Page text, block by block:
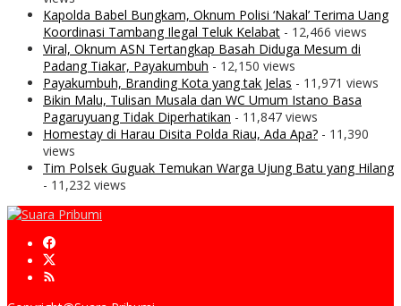
Kapolda Babel Bungkam, Oknum Polisi ‘Nakal’ Terima Uang
Koordinasi Tambang Ilegal Teluk Kelabat - 12,466 views
Viral, Oknum ASN Tertangkap Basah Diduga Mesum di
Padang Tiakar, Payakumbuh - 12,150 views
Payakumbuh, Branding Kota yang tak Jelas - 11,971 views
Bikin Malu, Tulisan Musala dan WC Umum Istano Basa
Pagaruyuang Tidak Diperhatikan - 11,847 views
Homestay di Harau Disita Polda Riau, Ada Apa? - 11,390
views
Tim Polsek Guguak Temukan Warga Ujung Batu yang Hilang
- 11,232 views